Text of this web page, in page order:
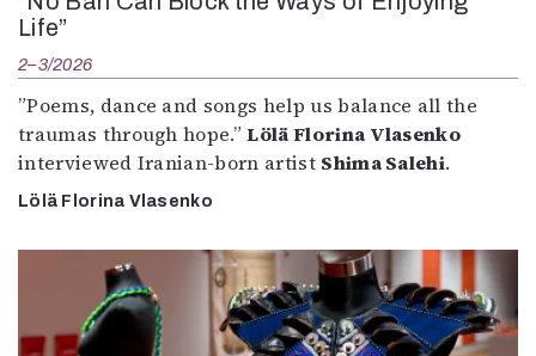
Life”
2–3/2026
”Poems, dance and songs help us balance all the
traumas through hope.”Lölä Florina Vlasenko
interviewed Iranian-born artist Shima Salehi.
Lölä Florina Vlasenko